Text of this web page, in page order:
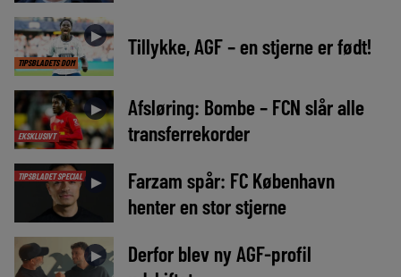
TIPSBLADETS DOM
► Tillykke, AGF – en stjerne er født!
EKSKLUSIVT
►
Afsløring: Bombe – FCN slår alle
transferrekorder
TIPSBLADET SPECIAL ►
Farzam spår: FC København
henter en stor stjerne
►
Derfor blev ny AGF-profil